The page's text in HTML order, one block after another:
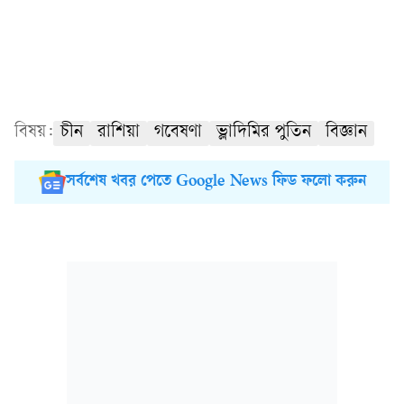
বিষয়: চীন রাশিয়া গবেষণা ভ্লাদিমির পুতিন বিজ্ঞান
সর্বশেষ খবর পেতে Google News ফিড ফলো করুন